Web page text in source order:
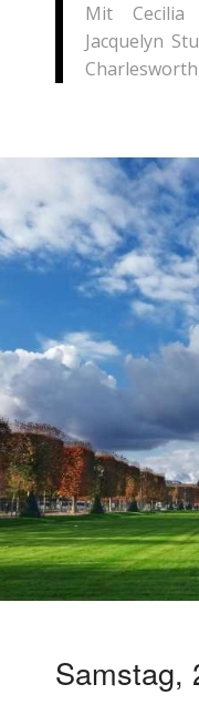
Mit
Jacquelyn
Samstag,